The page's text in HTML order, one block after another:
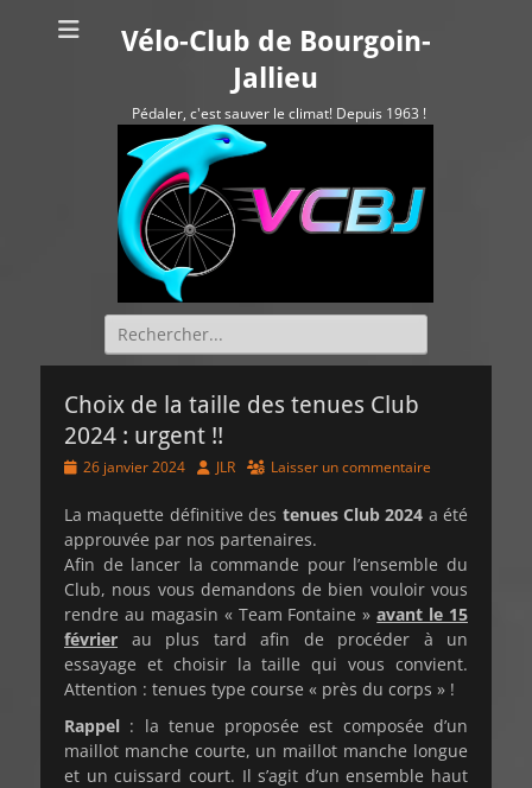
Vélo-Club de Bourgoin-
Jallieu
Pédaler, c'est sauver le climat! Depuis 1963 !
Rechercher :
Choix de la taille des tenues Club
2024 : urgent !!
Posted
26 janvier 2024 Author
JLR Laisser un commentaire
La maquette définitive des tenues Club 2024 a été
approuvée par nos partenaires.
Afin de lancer la commande pour l’ensemble du
Club, nous vous demandons de bien vouloir vous
rendre au magasin « Team Fontaine »avant le 15
février au plus tard afin de procéder à un
essayage et choisir la taille qui vous convient.
Attention : tenues type course « près du corps » !
Rappel : la tenue proposée est composée d’un
maillot manche courte, un maillot manche longue
et un cuissard court. Il s’agit d’un ensemble haut